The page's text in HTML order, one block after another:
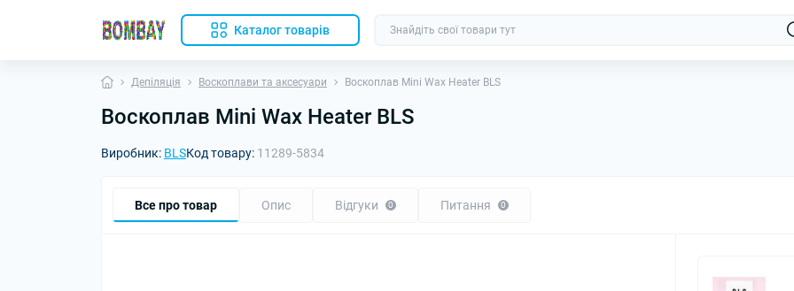
Каталог товарів
Депіляція Воскоплави та аксесуари Воскоплав Mini Wax Heater BLS
Воскоплав Mini Wax Heater BLS
Виробник: BLSКод товару: 11289-5834
Все про товар Опис Відгуки 0 Питання 0